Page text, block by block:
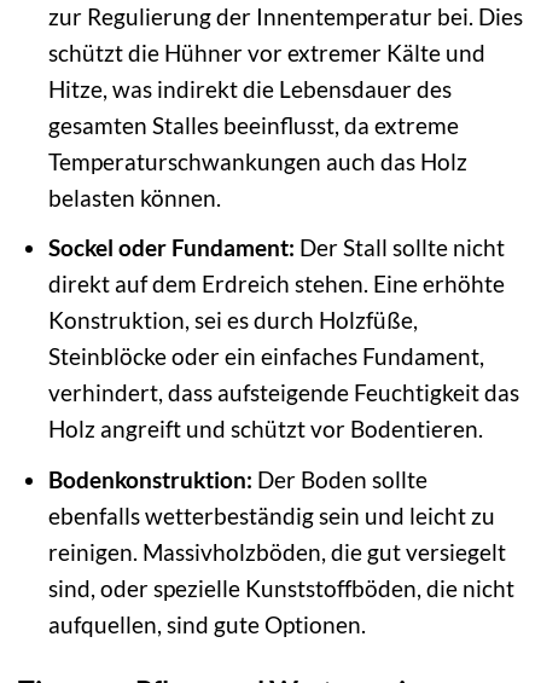
zur Regulierung der Innentemperatur bei. Dies
schützt die Hühner vor extremer Kälte und
Hitze, was indirekt die Lebensdauer des
gesamten Stalles beeinflusst, da extreme
Temperaturschwankungen auch das Holz
belasten können.
Sockel oder Fundament: Der Stall sollte nicht
direkt auf dem Erdreich stehen. Eine erhöhte
Konstruktion, sei es durch Holzfüße,
Steinblöcke oder ein einfaches Fundament,
verhindert, dass aufsteigende Feuchtigkeit das
Holz angreift und schützt vor Bodentieren.
Bodenkonstruktion: Der Boden sollte
ebenfalls wetterbeständig sein und leicht zu
reinigen. Massivholzböden, die gut versiegelt
sind, oder spezielle Kunststoffböden, die nicht
aufquellen, sind gute Optionen.